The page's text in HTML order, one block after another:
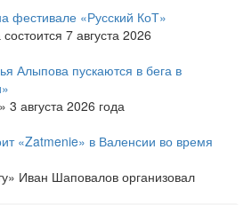
фестивале «Русский КоТ»
7 августа 2026
Алыпова пускаются в бега в
августа 2026 года
«Zatmenie» в Валенсии во время
Иван Шаповалов организовал